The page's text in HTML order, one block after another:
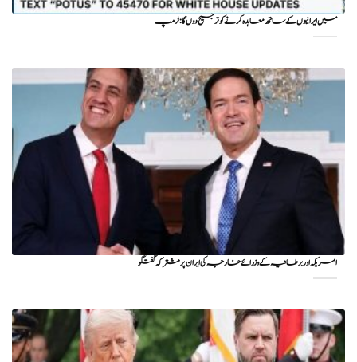
میں ایرانیوں کے ساتھ معاہدہ کرنے کو ترجیح دوں گا : ٹرمپ
امریکہ اور برطانیہ کے وزرائے خارجہ کی ایران پر مشترکہ گفتگو